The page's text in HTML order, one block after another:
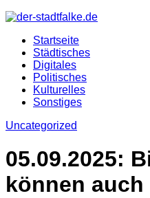
Startseite
Städtisches
Digitales
Politisches
Kulturelles
Sonstiges
Uncategorized
05.09.2025:
können